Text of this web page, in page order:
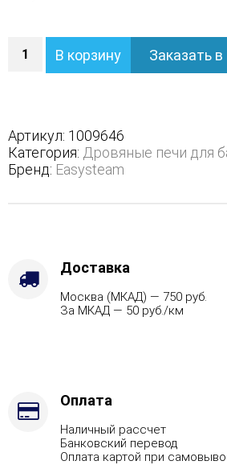
Печь
Анапа
полноценном
кожухе
с
открытым
Защ.
Варианты
стали
В корзину Заказать в
Артикул: 1009646
Категория: Дровяные печи для
Бренд: Easysteam
Доставка
Москва (МКАД) — 750 руб.
За МКАД — 50 руб./км
Оплата
Наличный рассчет
Банковский перевод
Оплата картой при